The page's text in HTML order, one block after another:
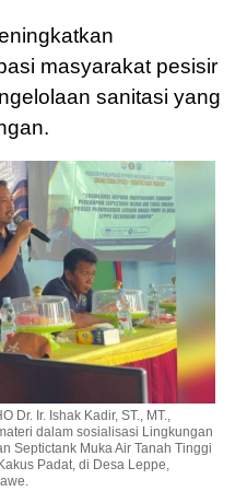
masyarakat pesisir
sanitasi yang
Dr. Ir. Ishak Kadir, ST., MT.,
dalam sosialisasi Lingkungan
Septictank Muka Air Tanah Tinggi
Padat, di Desa Leppe,